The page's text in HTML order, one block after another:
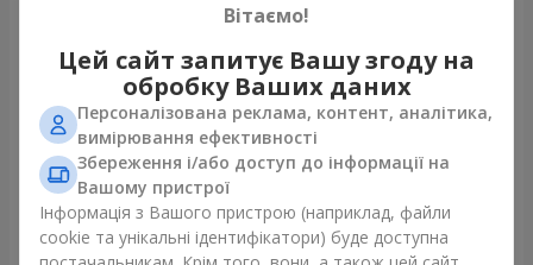
Букет "Світ починається з
мами"
1 941 грн
Замовити
Квіти в коробці "Щастя не
оминеш"
Замовити
Вітаємо!
Цей сайт запитує Вашу згоду на
обробку Ваших даних
Персоналізована реклама, контент, аналітика,
вимірювання ефективності
Збереження і/або доступ до інформації на
Вашому пристрої
Інформація з Вашого пристрою (наприклад, файли
cookie та унікальні ідентифікатори) буде доступна